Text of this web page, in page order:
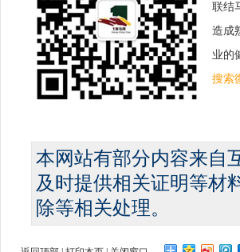
联结
造成
业的
搜索
本网站有部分内容来自
及时提供相关证明等材
除等相关处理。